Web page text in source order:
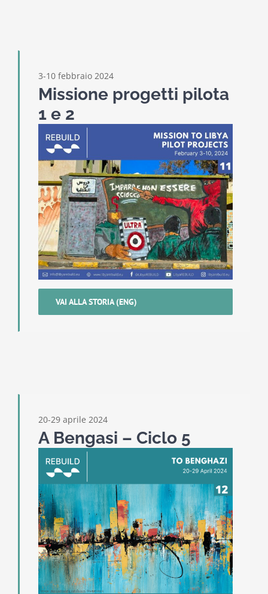
3-10 febbraio 2024
Missione progetti pilota
1 e 2
VAI ALLA STORIA (ENG)
20-29 aprile 2024
A Bengasi – Ciclo 5